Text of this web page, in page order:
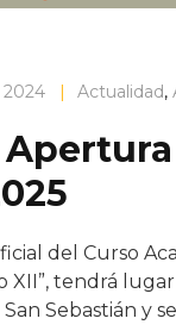
2024 | Actualidad,
del Curso
XII”, tendrá
Sebastián y